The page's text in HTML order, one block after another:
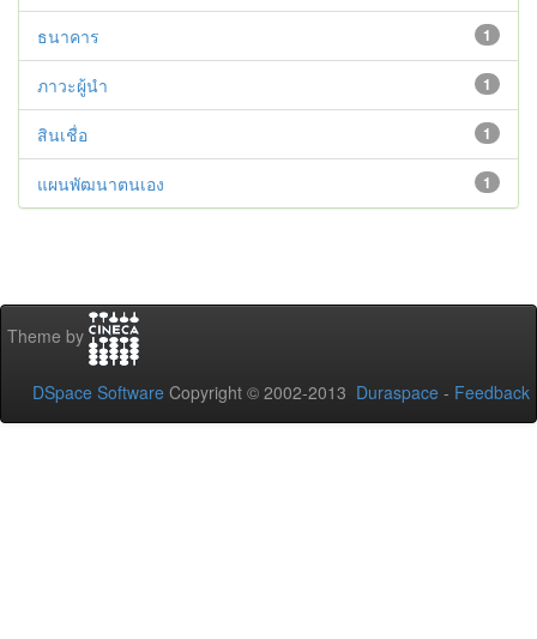
1
ธนาคาร
1
ภาวะผู้นำ
1
สินเชื่อ
1
แผนพัฒนาตนเอง
Theme by
DSpace Software Copyright © 2002-2013 Duraspace - Feedback